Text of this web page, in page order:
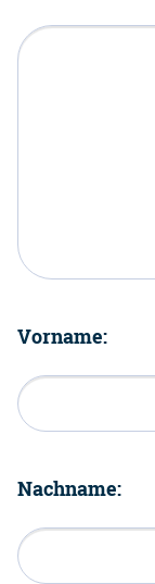
Vorname:
Nachname: